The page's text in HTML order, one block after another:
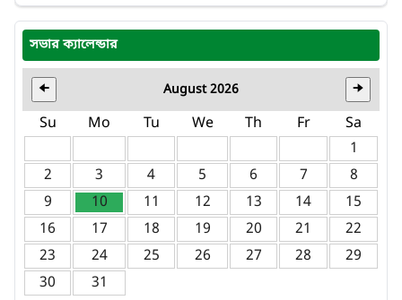
সভার ক্যালেন্ডার
🠈 August 2026 🠊
Su Mo Tu We Th Fr
Sa
1
2
3 4 5 6 7
8
9
10 11 12 13 14
15
16
17 18 19 20 21
22
23
24 25 26 27 28
29
30
31